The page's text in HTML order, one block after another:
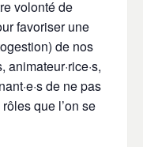
volonté de
favoriser une
de nos
de ne pas
que l’on se